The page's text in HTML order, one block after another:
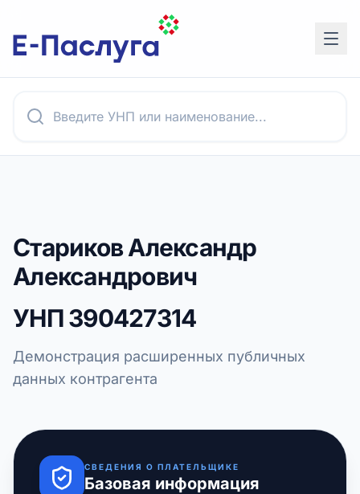
Стариков Александр
Александрович
УНП390427314
Демонстрация расширенных публичных
данных контрагента
СВЕДЕНИЯ О ПЛАТЕЛЬЩИКЕ
Базовая информация